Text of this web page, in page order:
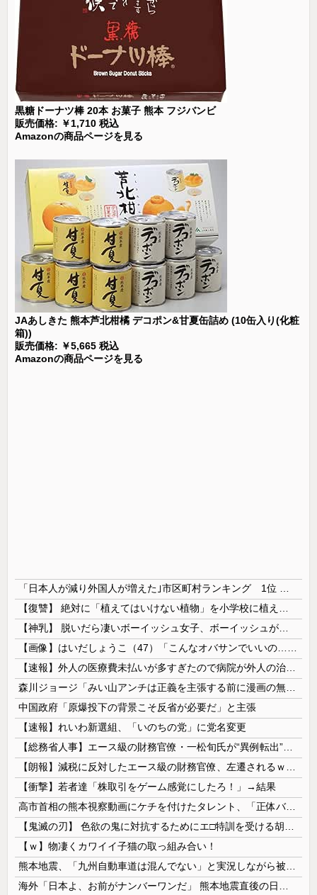
黒糖ドーナツ棒 20本 お菓子 熊本 フジバンビ
販売価格: ￥1,710 税込
Amazonの商品ページを見る
JAあしきた 熊本芦北柑橘 デコポン&甘夏缶詰め (10缶入り(化粧
箱))
販売価格: ￥5,665 税込
Amazonの商品ページを見る
中国政府「原爆投下の背景こそ反省が必要だ」と主張
【速報】れいわ新選組、「いのちの党」に党名変更
【衝撃】若者達「株取引をゲーム感覚にしたろ！」→結果
高市首相の熊本視察動画にケチを付けたタレント、「正体バレバレよな」と黒電話の呼び方であっさりと……
【ｗ】物凄くカワイイ子猫の取っ組み合い！